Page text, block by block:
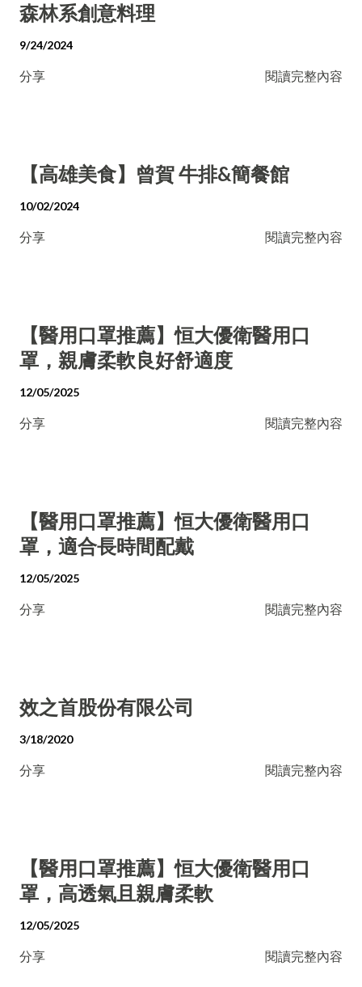
森林系創意料理
9/24/2024
分享 閱讀完整內容
【高雄美食】曾賀 牛排&簡餐館
10/02/2024
分享 閱讀完整內容
【醫用口罩推薦】恒大優衛醫用口
罩，親膚柔軟良好舒適度
12/05/2025
分享 閱讀完整內容
【醫用口罩推薦】恒大優衛醫用口
罩，適合長時間配戴
12/05/2025
分享 閱讀完整內容
效之首股份有限公司
3/18/2020
分享 閱讀完整內容
【醫用口罩推薦】恒大優衛醫用口
罩，高透氣且親膚柔軟
12/05/2025
分享 閱讀完整內容